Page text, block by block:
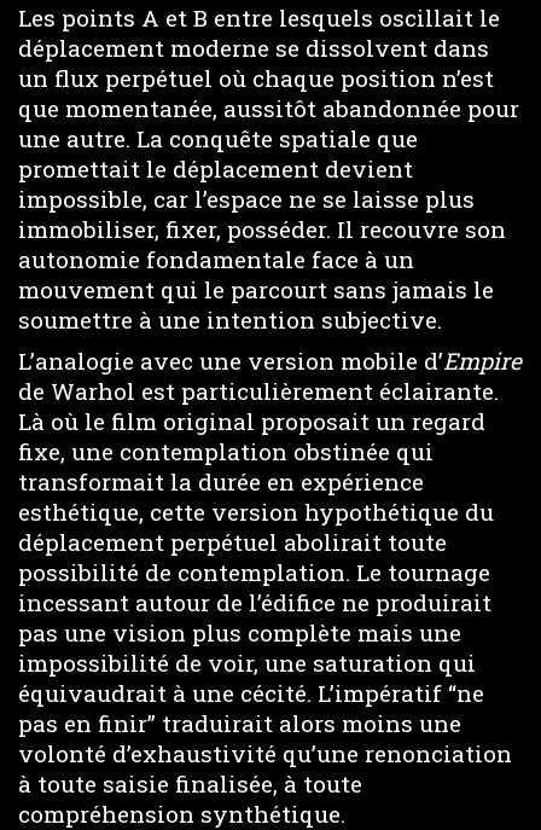
Les points A et B entre lesquels oscillait le
déplacement moderne se dissolvent dans
un flux perpétuel où chaque position n’est
que momentanée, aussitôt abandonnée pour
une autre. La conquête spatiale que
promettait le déplacement devient
impossible, car l’espace ne se laisse plus
immobiliser, fixer, posséder. Il recouvre son
autonomie fondamentale face à un
mouvement qui le parcourt sans jamais le
soumettre à une intention subjective.
L’analogie avec une version mobile d’Empire
de Warhol est particulièrement éclairante.
Là où le film original proposait un regard
fixe, une contemplation obstinée qui
transformait la durée en expérience
esthétique, cette version hypothétique du
déplacement perpétuel abolirait toute
possibilité de contemplation. Le tournage
incessant autour de l’édifice ne produirait
pas une vision plus complète mais une
impossibilité de voir, une saturation qui
équivaudrait à une cécité. L’impératif “ne
pas en finir” traduirait alors moins une
volonté d’exhaustivité qu’une renonciation
à toute saisie finalisée, à toute
compréhension synthétique.